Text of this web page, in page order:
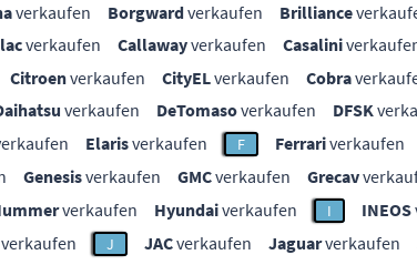
verkaufen Borgwardverkaufen Brilliance
verkaufen Callawayverkaufen Casalini
Citroenverkaufen CityELverkaufen Cobra
verkaufen DeTomasoverkaufen DFSK
Elarisverkaufen F Ferrariverkaufen
Genesisverkaufen GMCverkaufen Grecav
verkaufen Hyundaiverkaufen I INEOS
verkaufen J JACverkaufen Jaguarverkaufen